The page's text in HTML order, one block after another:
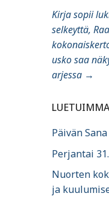
Kirja sopii
selkeyttä,
usko saa
arjessa →
Päivän Sana
Perjantai
Nuorten
ja